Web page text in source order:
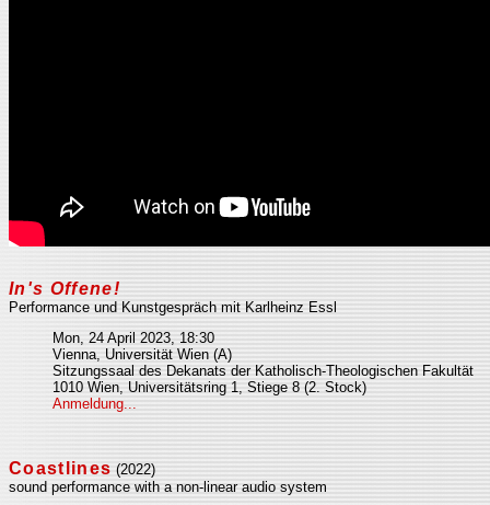
In's Offene!
Performance und Kunstgespräch mit Karlheinz Essl
Mon, 24 April 2023, 18:30
Vienna, Universität Wien (A)
Sitzungssaal des Dekanats der Katholisch-Theologischen Fakultät
1010 Wien, Universitätsring 1, Stiege 8 (2. Stock)
Anmeldung...
Coastlines (2022)
sound performance with a non-linear audio system